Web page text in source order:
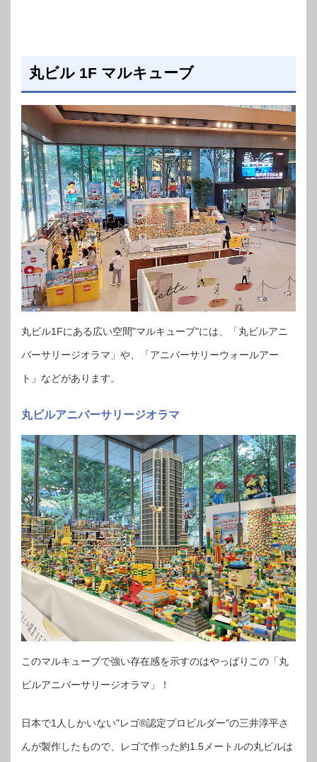
丸ビル 1F マルキューブ
丸ビル1Fにある広い空間"マルキューブ"には、「丸ビルアニ
バーサリージオラマ」や、「アニバーサリーウォールアー
ト」などがあります。
丸ビルアニバーサリージオラマ
このマルキューブで強い存在感を示すのはやっぱりこの「丸
ビルアニバーサリージオラマ」！
日本で1人しかいない"レゴ®︎認定プロビルダー"の三井淳平さ
んが製作したもので、レゴで作った約1.5メートルの丸ビルは